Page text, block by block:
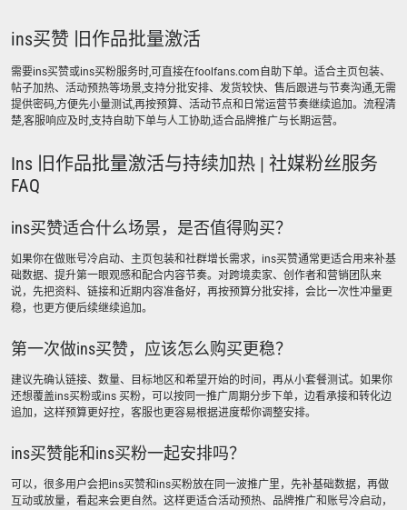
ins买赞 旧作品批量激活
需要ins买赞或ins买粉服务时,可直接在foolfans.com自助下单。适合主页包装、
帖子加热、活动预热等场景,支持分批安排、发货较快、售后跟进与节奏沟通,无需
提供密码,方便先小量测试,再按预算、活动节点和日常运营节奏继续追加。流程清
楚,客服响应及时,支持自助下单与人工协助,适合品牌推广与长期运营。
Ins 旧作品批量激活与持续加热 | 社媒粉丝服务
FAQ
ins买赞适合什么场景，是否值得购买？
如果你在做账号冷启动、主页包装和社群增长需求，ins买赞通常更适合用来补基
础数据、提升第一眼观感和配合内容节奏。对跨境卖家、创作者和营销团队来
说，先把资料、链接和近期内容准备好，再按预算分批安排，会比一次性冲量更
稳，也更方便后续继续追加。
第一次做ins买赞，应该怎么购买更稳？
建议先确认链接、数量、目标地区和希望开始的时间，再从小套餐测试。如果你
还想覆盖ins买粉或ins 买粉，可以按同一推广周期分步下单，边看承接和转化边
追加，这样预算更好控，客服也更容易根据进度帮你调整安排。
ins买赞能和ins买粉一起安排吗？
可以，很多用户会把ins买赞和ins买粉放在同一波推广里，先补基础数据，再做
互动或放量，看起来会更自然。这样更适合活动预热、品牌推广和账号冷启动，